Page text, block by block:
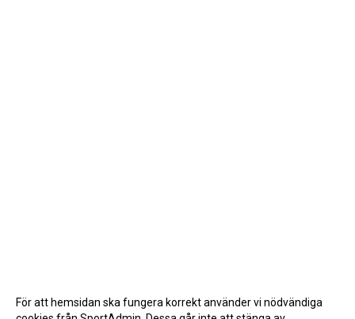
För att hemsidan ska fungera korrekt använder vi nödvändiga